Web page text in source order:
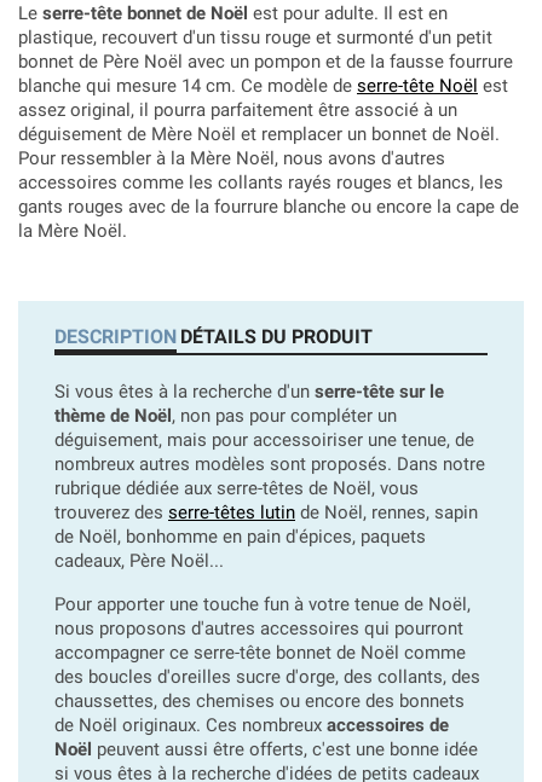
Le serre-tête bonnet de Noël est pour adulte. Il est en
plastique, recouvert d'un tissu rouge et surmonté d'un petit
bonnet de Père Noël avec un pompon et de la fausse fourrure
blanche qui mesure 14 cm. Ce modèle de serre-tête Noël est
assez original, il pourra parfaitement être associé à un
déguisement de Mère Noël et remplacer un bonnet de Noël.
Pour ressembler à la Mère Noël, nous avons d'autres
accessoires comme les collants rayés rouges et blancs, les
gants rouges avec de la fourrure blanche ou encore la cape de
la Mère Noël.
DESCRIPTION DÉTAILS DU PRODUIT
Si vous êtes à la recherche d'un serre-tête sur le
thème de Noël, non pas pour compléter un
déguisement, mais pour accessoiriser une tenue, de
nombreux autres modèles sont proposés. Dans notre
rubrique dédiée aux serre-têtes de Noël, vous
trouverez des serre-têtes lutin de Noël, rennes, sapin
de Noël, bonhomme en pain d'épices, paquets
cadeaux, Père Noël...
Pour apporter une touche fun à votre tenue de Noël,
nous proposons d'autres accessoires qui pourront
accompagner ce serre-tête bonnet de Noël comme
des boucles d'oreilles sucre d'orge, des collants, des
chaussettes, des chemises ou encore des bonnets
de Noël originaux. Ces nombreux accessoires de
Noël peuvent aussi être offerts, c'est une bonne idée
si vous êtes à la recherche d'idées de petits cadeaux